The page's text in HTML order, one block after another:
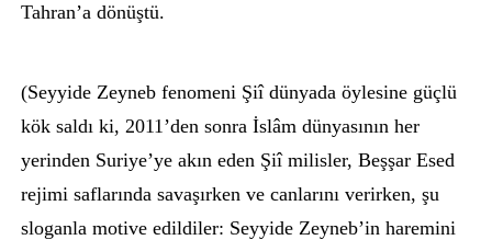
Tahran’a dönüştü.
(Seyyide Zeyneb fenomeni Şiî dünyada öylesine güçlü
kök saldı ki, 2011’den sonra İslâm dünyasının her
yerinden Suriye’ye akın eden Şiî milisler, Beşşar Esed
rejimi saflarında savaşırken ve canlarını verirken, şu
sloganla motive edildiler: Seyyide Zeyneb’in haremini